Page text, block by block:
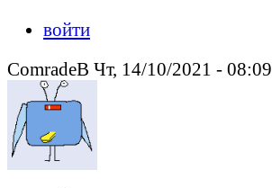
войти
ComradeB Чт, 14/10/2021 - 08:09